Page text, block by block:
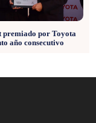
premiado por Toyota
año consecutivo